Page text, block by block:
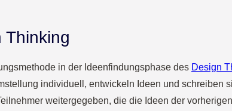
Thinking
in der Ideenfindungsphase des Design
individuell, entwickeln Ideen und schreiben
weitergegeben, die die Ideen der